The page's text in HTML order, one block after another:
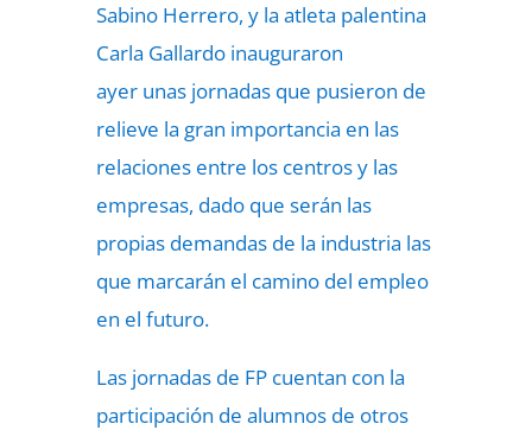
Sabino Herrero, y la atleta palentina
Carla Gallardo inauguraron
ayer unas jornadas que pusieron de
relieve la gran importancia en las
relaciones entre los centros y las
empresas, dado que serán las
propias demandas de la industria las
que marcarán el camino del empleo
en el futuro.
Las jornadas de FP cuentan con la
participación de alumnos de otros